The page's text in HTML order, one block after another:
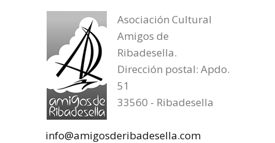
Asociación Cultural
Amigos de
Ribadesella.
Dirección postal: Apdo.
51
33560 - Ribadesella
info@amigosderibadesella.com